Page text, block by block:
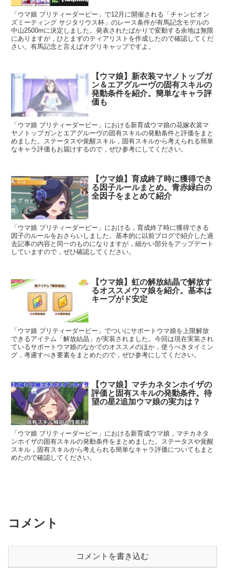
「ウマ娘 プリティーダービー」で12月に開催される「チャンピオン
ズミーティング サジタリウス杯」のレース条件が有馬記念モデルの
中山2500mに決定しました。発表されたばかりで変動する余地は無限
にありますが，ひとまずのティアリストを作成したので確認してくだ
さい。有馬記念と言えばオグリキャップですよ。
【ウマ娘】新衣装マヤノトップガ
ン＆エアグルーヴの固有スキルの
発動条件を紹介。簡単なキャラ評
価も
「ウマ娘 プリティーダービー」における新育成ウマ娘の花嫁衣裳マ
ヤノトップガンとエアグルーヴの固有スキルの発動条件と評価をまと
めました。ステータスや覚醒スキル，固有スキルから考えられる簡単
なキャラ評価もお届けするので，ぜひ参考にしてください。
【ウマ娘】育成終了時に獲得でき
る因子ルールまとめ。青赤緑白の
全因子をまとめて紹介
「ウマ娘 プリティーダービー」における，育成終了時に獲得できる
因子のルールをおさらいしました。基本的に以前ブログで紹介した過
去記事の内容と同一のものになりますが，細かい部分をアップデート
していますので，ぜひ確認してください。
【ウマ娘】虹の解放結晶で解放す
るオススメウマ娘を紹介。基本は
キープがド安定
「ウマ娘 プリティーダービー」でついにサポートウマ娘を上限解放
できるアイテム「解放結晶」が実装されました。今回は現在実装され
ているサポートウマ娘のなかでのオススメのほか，使うべきタイミン
グ，考慮すべき要素をまとめたので，ぜひ参考にしてください。
【ウマ娘】マチカネタンホイザの
評価と固有スキルの発動条件。待
望の星2追加ウマ娘の実力は？
「ウマ娘 プリティーダービー」における新育成ウマ娘，マチカネタ
ンホイザの固有スキルの発動条件をまとめました。ステータスや覚醒
スキル，固有スキルから考えられる簡単なキャラ評価についてもまと
めたので確認してください。
コメント
コメントを書き込む